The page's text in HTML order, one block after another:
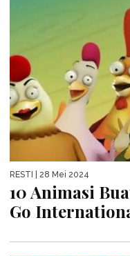
RESTI | 28 Mei 2024
10 Animasi
Go